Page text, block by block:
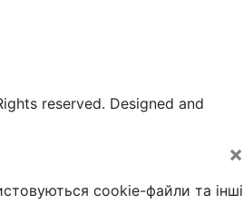
reserved. Designed and
×
cookie-файли та інші